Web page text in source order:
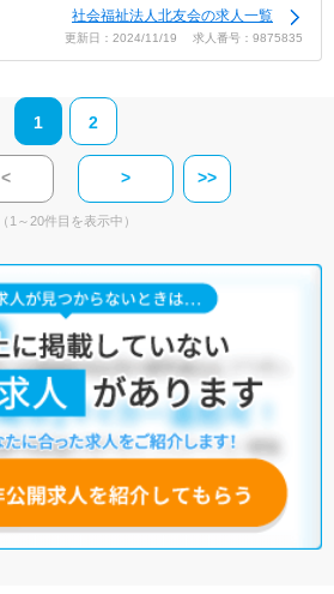
社会福祉法人北友会の求人一覧
更新日：2024/11/19 求人番号：9875835
1 2
< > >>
（1～20件目を表示中）